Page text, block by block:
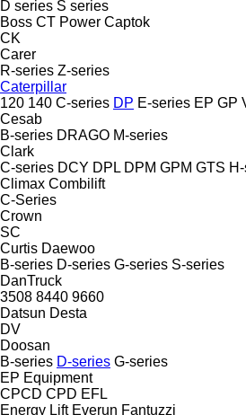
D series S series
Boss CT Power Captok
CK
Carer
R-series Z-series
Caterpillar
120 140 C-series DP E-series EP GP
Cesab
B-series DRAGO M-series
Clark
C-series DCY DPL DPM GPM GTS
Climax Combilift
C-Series
Crown
SC
Curtis Daewoo
B-series D-series G-series S-series
DanTruck
3508 8440 9660
Datsun Desta
DV
Doosan
B-series D-series G-series
EP Equipment
CPCD CPD EFL
Energy Lift Everun Fantuzzi